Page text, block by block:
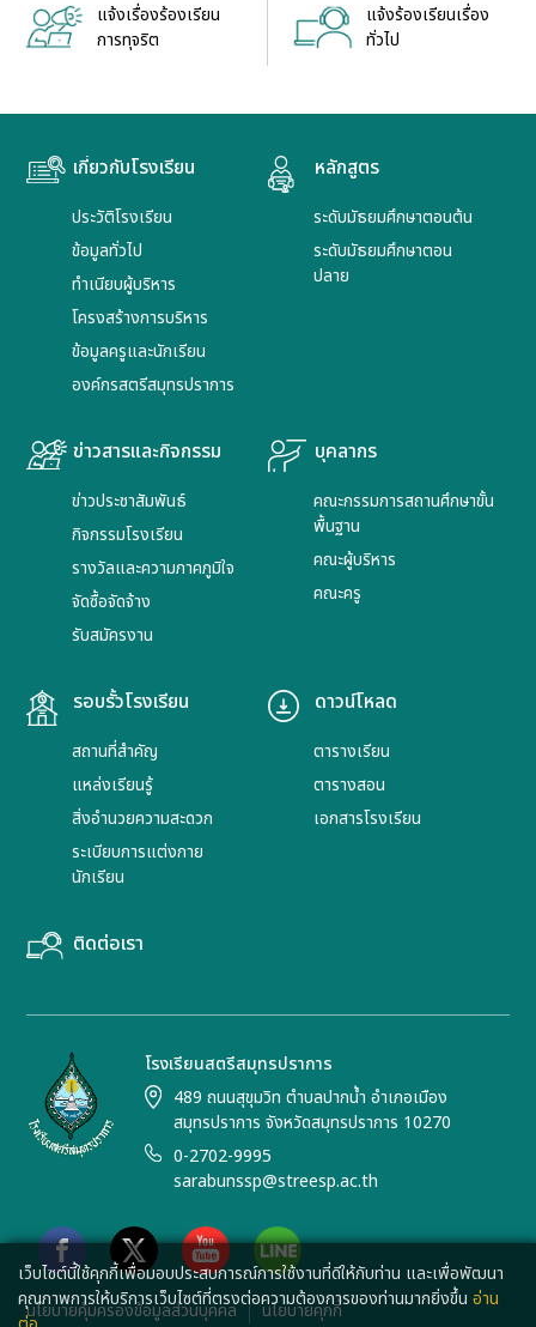
แจ้งเรื่องร้องเรียน
การทุจริต
แจ้งร้องเรียนเรื่อง
ทั่วไป
เกี่ยวกับโรงเรียน
ประวัติโรงเรียน
ข้อมูลทั่วไป
ทำเนียบผู้บริหาร
โครงสร้างการบริหาร
ข้อมูลครูและนักเรียน
องค์กรสตรีสมุทรปราการ
หลักสูตร
ระดับมัธยมศึกษาตอนต้น
ระดับมัธยมศึกษาตอน
ปลาย
ข่าวสารและกิจกรรม
ข่าวประชาสัมพันธ์
กิจกรรมโรงเรียน
รางวัลและความภาคภูมิใจ
จัดซื้อจัดจ้าง
รับสมัครงาน
บุคลากร
คณะกรรมการสถานศึกษาขั้น
พื้นฐาน
คณะผู้บริหาร
คณะครู
รอบรั้วโรงเรียน
สถานที่สำคัญ
แหล่งเรียนรู้
สิ่งอำนวยความสะดวก
ระเบียบการแต่งกาย
นักเรียน
ดาวน์โหลด
ตารางเรียน
ตารางสอน
เอกสารโรงเรียน
ติดต่อเรา
โรงเรียนสตรีสมุทรปราการ
489 ถนนสุขุมวิท ตำบลปากน้ำ อำเภอเมือง
สมุทรปราการ จังหวัดสมุทรปราการ 10270
0-2702-9995
sarabunssp@streesp.ac.th
นโยบายคุ้มครองข้อมูลส่วนบุคคล นโยบายคุกกี้
เว็บไซต์นี้ใช้คุกกี้เพื่อมอบประสบการณ์การใช้งานที่ดีให้กับท่าน และเพื่อพัฒนา
คุณภาพการให้บริการเว็บไซต์ที่ตรงต่อความต้องการของท่านมากยิ่งขึ้น อ่าน